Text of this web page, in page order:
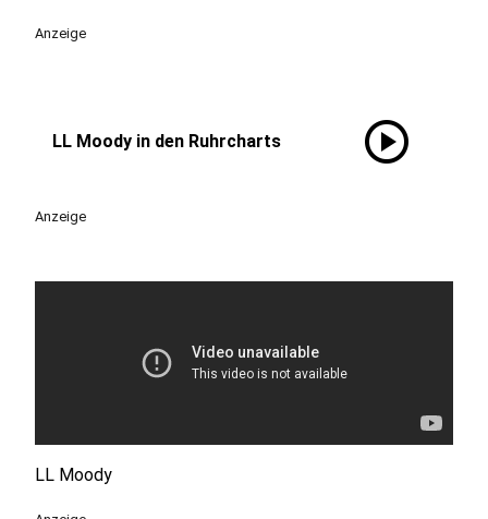
Anzeige
LL Moody in den Ruhrcharts play_circle
Anzeige
LL Moody